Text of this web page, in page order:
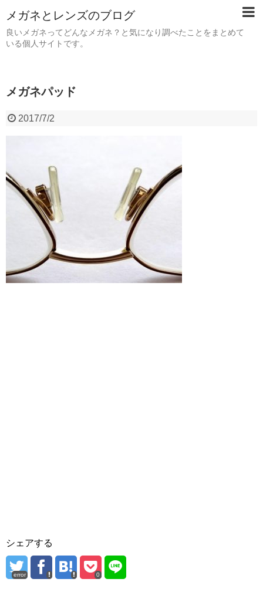
メガネとレンズのブログ
良いメガネってどんなメガネ？と気になり調べたことをまとめて
いる個人サイトです。
メガネパッド
2017/7/2
シェアする
error 0